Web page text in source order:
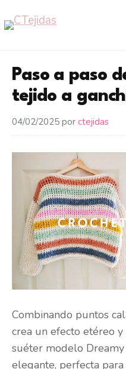
al
Paso a paso
tejido a
04/02/2025 por ctejidas
Combinando puntos
crea un efecto etéreo
suéter modelo
elegante, perfecta